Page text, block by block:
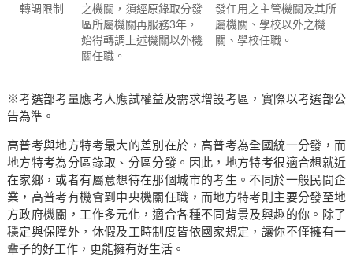
轉調限制
之機關，須經原錄取分發
區所屬機關再服務3年，
始得轉調上述機關以外機
關任職。
發任用之主管機關及其所
屬機關、學校以外之機
關、學校任職。
※考選部考量應考人應試權益及需求增設考區，實際以考選部公
告為準。
高普考與地方特考最大的差別在於，高普考為全國統一分發，而
地方特考為分區錄取、分區分發。因此，地方特考很適合想就近
在家鄉，或者有屬意想待在那個城市的考生。不同於一般民間企
業，高普考有機會到中央機關任職，而地方特考則主要分發至地
方政府機關，工作多元化，適合各種不同背景及興趣的你。除了
穩定與保障外，休假及工時制度皆依國家規定，讓你不僅擁有一
輩子的好工作，更能擁有好生活。